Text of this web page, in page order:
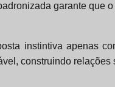
garante que
instintiva apenas
construindo